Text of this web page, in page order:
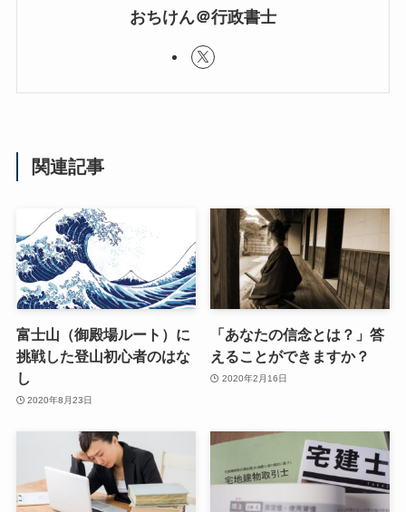
おちけん＠行政書士
関連記事
富士山（御殿場ルート）に
挑戦した登山初心者のはな
し
2020年8月23日
「あなたの信念とは？」答
えることができますか？
2020年2月16日